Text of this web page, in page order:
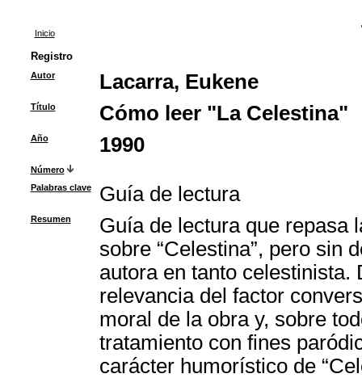
Inicio
Registro
Autor Lacarra, Eukene
Título Cómo leer "La Celestina"
Año 1990
Número
Palabras clave
Guía de lectura
Resumen
Guía de lectura que repasa
sobre “Celestina”, pero sin
autora en tanto
relevancia del factor
moral de la obra y, sobre
tratamiento con fines
carácter humorístico de